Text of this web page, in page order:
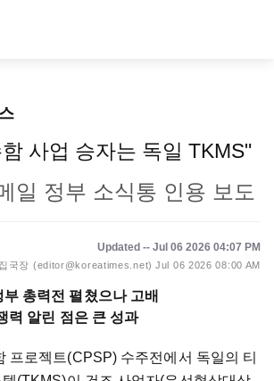
사업 승자는 독일 TKMS"
일 정부 소식통 인용 보도
Updated -- Jul 06 2026 04:07 PM
국장 (editor@koreatimes.net) Jul 06 2026 08:00 AM
부 총력전 펼쳤으나 고배
력 알린 점은 큰 성과
프로젝트(CPSP) 수주전에서 독일의 티